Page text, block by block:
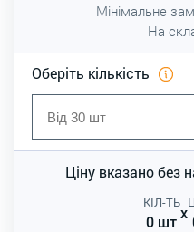
Мінімальне
На
Оберіть кількість
Ціну вказано без
КІЛ-ТЬ
0 штx